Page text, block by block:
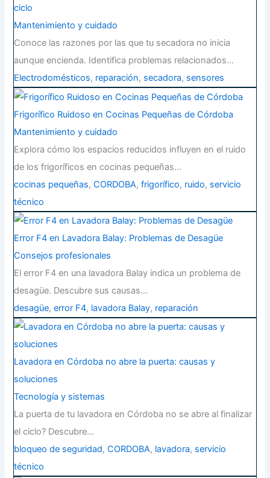
ciclo
Mantenimiento y cuidado
Conoce las razones por las que tu secadora no inicia
aunque encienda. Identifica problemas relacionados…
Electrodomésticos, reparación, secadora, sensores
Frigorífico Ruidoso en Cocinas Pequeñas de Córdoba
Mantenimiento y cuidado
Explora cómo los espacios reducidos influyen en el ruido
de los frigoríficos en cocinas pequeñas…
cocinas pequeñas,CORDOBA,frigorífico, ruido, servicio
técnico
Error F4 en Lavadora Balay: Problemas de Desagüe
Consejos profesionales
El error F4 en una lavadora Balay indica un problema de
desagüe. Descubre sus causas…
desagüe,error F4, lavadora Balay, reparación
Lavadora en Córdoba no abre la puerta: causas y
soluciones
Tecnología y sistemas
La puerta de tu lavadora en Córdoba no se abre al finalizar
el ciclo? Descubre…
bloqueo de seguridad,CORDOBA, lavadora, servicio
técnico